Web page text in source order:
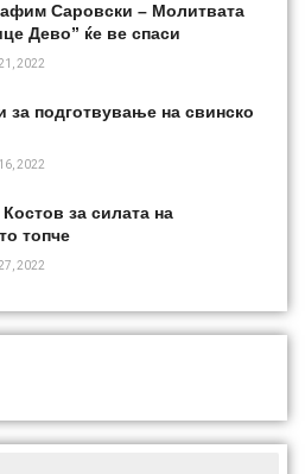
Саровски – Молитвата
Дево” ќе ве спаси
2022
за подготвување на свинско
2022
за силата на
топчe
2022